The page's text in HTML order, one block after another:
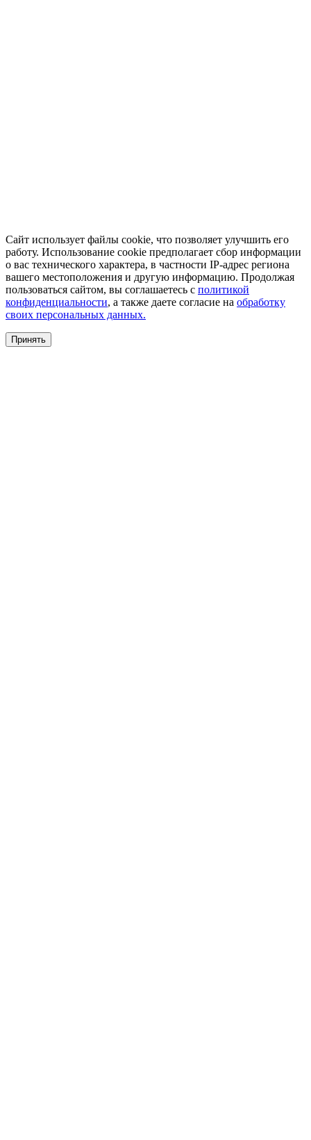
Сайт использует файлы cookie, что позволяет улучшить его
работу. Использование cookie предполагает сбор информации
о вас технического характера, в частности IP-адрес региона
вашего местоположения и другую информацию. Продолжая
пользоваться сайтом, вы соглашаетесь с политикой
конфиденциальности, а также даете согласие на обработку
своих персональных данных.
Принять